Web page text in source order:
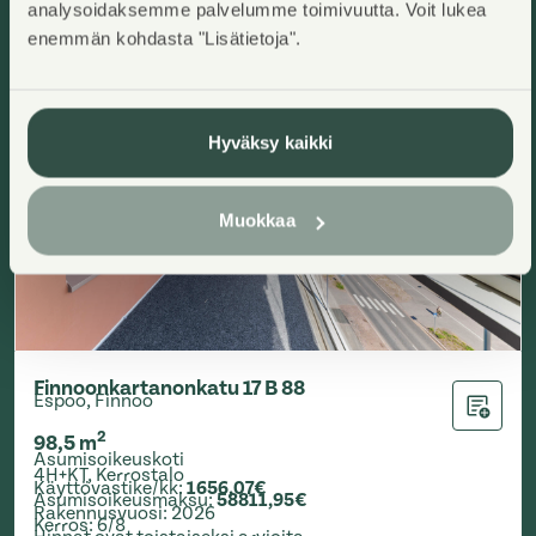
analysoidaksemme palvelumme toimivuutta. Voit lukea
enemmän kohdasta "Lisätietoja".
Hyväksy kaikki
Muokkaa
Finnoonkartanonkatu 17 B 88
Espoo, Finnoo
Lisää
98,5m2
Asumisoikeuskoti
4H+KT, Kerrostalo
Käyttövastike/kk: 1656,07€
Asumisoikeusmaksu:58811,95€
Rakennusvuosi:2026
Kerros:6/8